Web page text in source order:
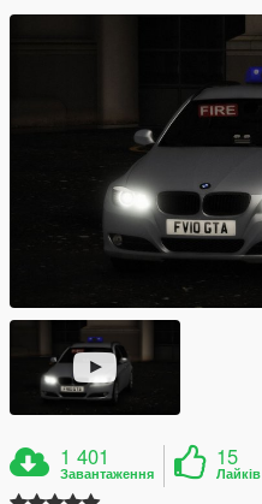
1 401
Завантаження
15
Лайків